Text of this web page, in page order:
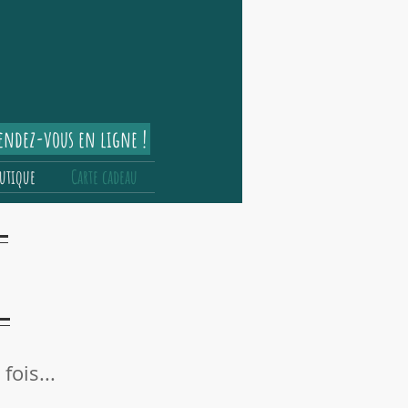
vous en ligne !
Carte cadeau